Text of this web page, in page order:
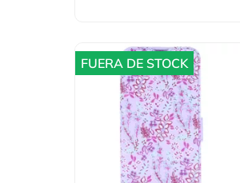
FUERA DE STOCK